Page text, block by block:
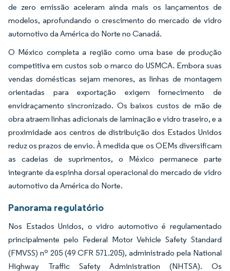
de zero emissão aceleram ainda mais os lançamentos de
modelos, aprofundando o crescimento do mercado de vidro
automotivo da América do Norte no Canadá.
O México completa a região como uma base de produção
competitiva em custos sob o marco do USMCA. Embora suas
vendas domésticas sejam menores, as linhas de montagem
orientadas para exportação exigem fornecimento de
envidraçamento sincronizado. Os baixos custos de mão de
obra atraem linhas adicionais de laminação e vidro traseiro, e a
proximidade aos centros de distribuição dos Estados Unidos
reduz os prazos de envio. À medida que os OEMs diversificam
as cadeias de suprimentos, o México permanece parte
integrante da espinha dorsal operacional do mercado de vidro
automotivo da América do Norte.
Panorama regulatório
Nos Estados Unidos, o vidro automotivo é regulamentado
principalmente pelo Federal Motor Vehicle Safety Standard
(FMVSS) nº 205 (49 CFR 571.205), administrado pela National
Highway Traffic Safety Administration (NHTSA). Os